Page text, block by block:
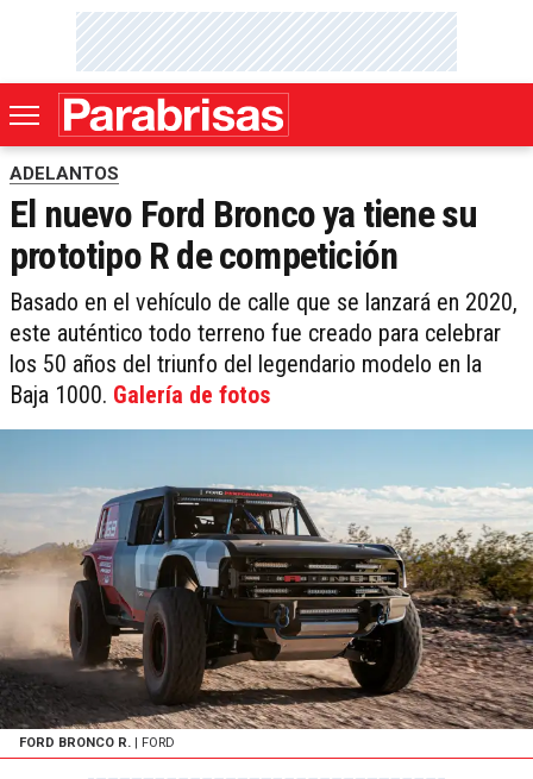
ADELANTOS
El nuevo Ford Bronco ya tiene su
prototipo R de competición
Basado en el vehículo de calle que se lanzará en 2020,
este auténtico todo terreno fue creado para celebrar
los 50 años del triunfo del legendario modelo en la
Baja 1000. Galería de fotos
FORD BRONCO R. | FORD